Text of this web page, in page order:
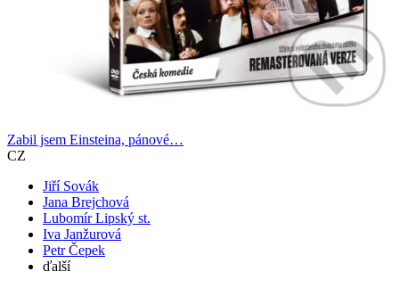
Zabil jsem Einsteina, pánové…
CZ
Jiří Sovák
Jana Brejchová
Lubomír Lipský st.
Iva Janžurová
Petr Čepek
ďalší